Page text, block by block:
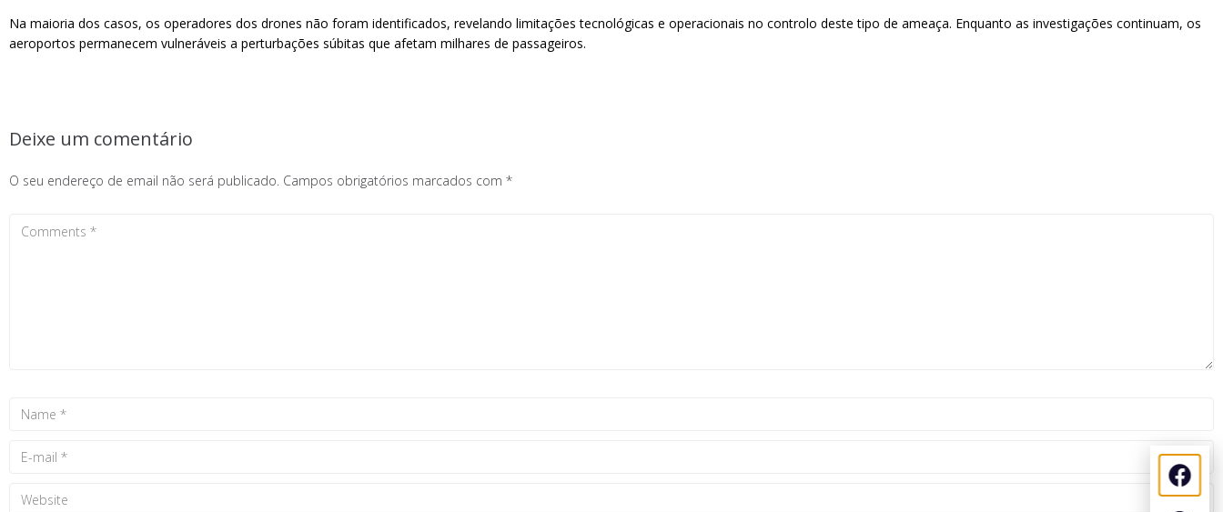
Na maioria dos casos, os operadores dos drones não foram identificados, revelando limitações tecnológicas e operacionais no controlo deste tipo de ameaça. Enquanto as investigações continuam, os
aeroportos permanecem vulneráveis a perturbações súbitas que afetam milhares de passageiros.
Deixe um comentário
O seu endereço de email não será publicado. Campos obrigatórios marcados com *